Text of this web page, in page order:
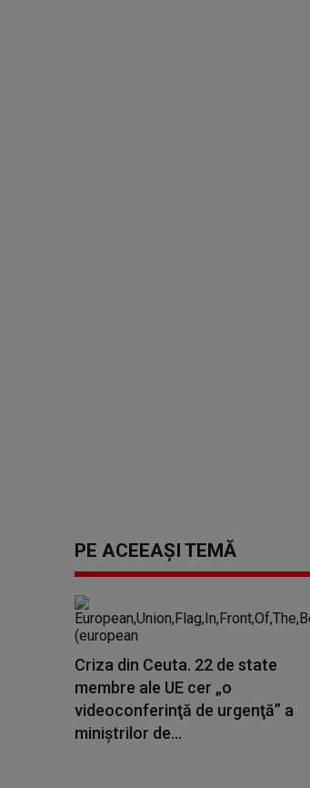
PE ACEEAȘI TEMĂ
Criza din Ceuta. 22 de state
membre ale UE cer „o
videoconferinţă de urgenţă” a
miniştrilor de...